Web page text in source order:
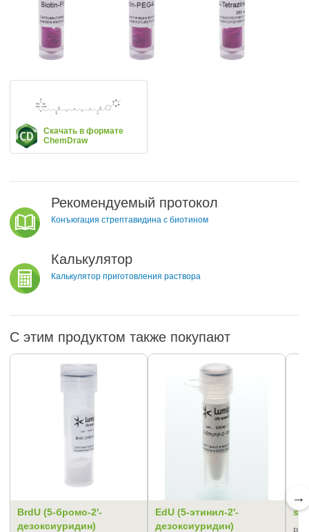
Скачать в формате
ChemDraw
Рекомендуемый протокол
Конъюгация стрептавидина с биотином
Калькулятор
Калькулятор приготовления раствора
С этим продуктом также покупают
BrdU (5-бромо-2'-
дезоксиуридин)
EdU (5-этинил-2'-
дезоксиуридин)
→